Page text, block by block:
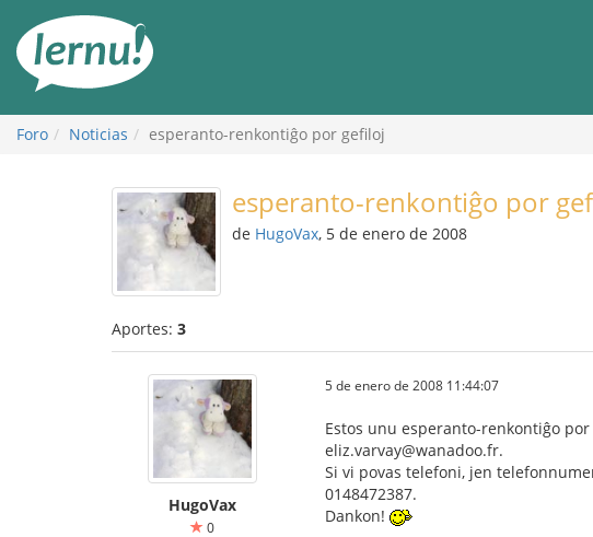
Foro Noticias esperanto-renkontiĝo por gefiloj
esperanto-renkontiĝo por
de HugoVax, 5 de enero de 2008
Aportes: 3
HugoVax
0
5 de enero de 2008 11:44:07
Estos unu esperanto-renkontiĝo
eliz.varvay@wanadoo.fr.
Si vi povas telefoni, jen
0148472387.
Dankon!